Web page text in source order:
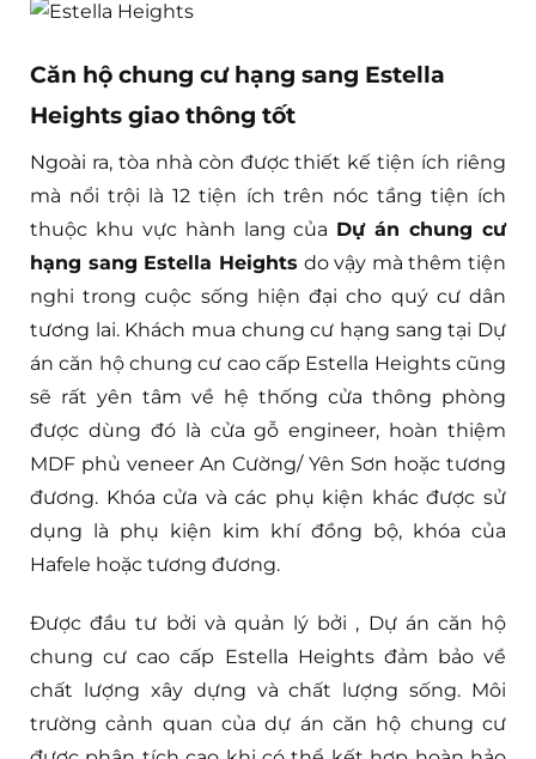
Căn hộ chung cư hạng sang Estella
Heights giao thông tốt
Ngoài ra, tòa nhà còn được thiết kế tiện ích riêng
mà nổi trội là 12 tiện ích trên nóc tầng tiện ích
thuộc khu vực hành lang của Dự án chung cư
hạng sang Estella Heights do vậy mà thêm tiện
nghi trong cuộc sống hiện đại cho quý cư dân
tương lai. Khách mua chung cư hạng sang tại Dự
án căn hộ chung cư cao cấp Estella Heights cũng
sẽ rất yên tâm về hệ thống cửa thông phòng
được dùng đó là cửa gỗ engineer, hoàn thiệm
MDF phủ veneer An Cường/ Yên Sơn hoặc tương
đương. Khóa cửa và các phụ kiện khác được sử
dụng là phụ kiện kim khí đồng bộ, khóa của
Hafele hoặc tương đương.
Được đầu tư bởi và quản lý bởi , Dự án căn hộ
chung cư cao cấp Estella Heights đảm bảo về
chất lượng xây dựng và chất lượng sống. Môi
trường cảnh quan của dự án căn hộ chung cư